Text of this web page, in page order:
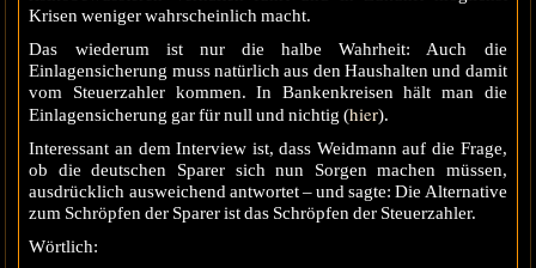
Krisen weniger wahrscheinlich macht.
Das wiederum ist nur die halbe Wahrheit: Auch die
Einlagensicherung muss natürlich aus den Haushalten und damit
vom Steuerzahler kommen. In Bankenkreisen hält man die
Einlagensicherung gar für null und nichtig (hier).
Interessant an dem Interview ist, dass Weidmann auf die Frage,
ob die deutschen Sparer sich nun Sorgen machen müssen,
ausdrücklich ausweichend antwortet – und sagte: Die Alternative
zum Schröpfen der Sparer ist das Schröpfen der Steuerzahler.
Wörtlich: